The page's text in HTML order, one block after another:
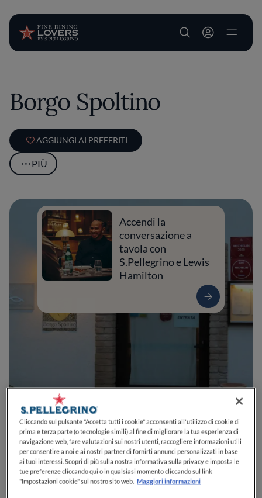
User account
Borgo Spoltino
AGGIUNGI AI PREFERITI
PIÙ
0 0 0 0 0
Accendi la
conversazione a
tavola con
S.Pellegrino e Lewis
Hamilton
Contrada Selva Alta64023Mosciano Sant'AngeloTEItalia
Cliccando sul pulsante "Accetta tutti i cookie" acconsenti all'utilizzo di cookie di
prima e terza parte (o tecnologie simili) al fine di migliorare la tua esperienza di
navigazione web, fare valutazioni sui nostri utenti, raccogliere informazioni utili
per consentire a noi e ai nostri partner di fornirti annunci personalizzati in base
ai tuoi interessi. Scopri di più sulla nostra informativa sulla privacy e imposta le
tue preferenze cliccando qui o in qualsiasi momento cliccando sul link
"Impostazioni cookie" sul nostro sito web. Maggiori informazioni